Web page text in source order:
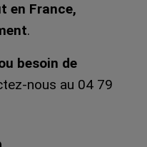
en France,
.
besoin de
nous au 04 79